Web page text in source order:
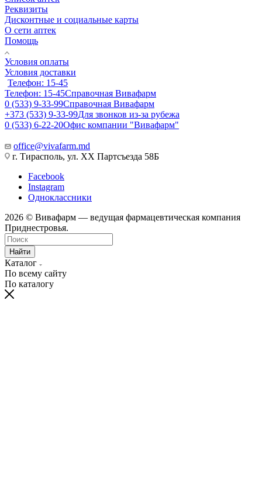
Реквизиты
Дисконтные и социальные карты
О сети аптек
Помощь
Условия оплаты
Условия доставки
Телефон: 15-45
Телефон: 15-45Справочная Вивафарм
0 (533) 9-33-99Справочная Вивафарм
+373 (533) 9-33-99Для звонков из-за рубежа
0 (533) 6-22-20Офис компании "Вивафарм"
office@vivafarm.md
г. Тирасполь, ул. ХХ Партсъезда 58Б
Facebook
Instagram
Одноклассники
2026 © Вивафарм — ведущая фармацевтическая компания
Приднестровья.
Найти
Каталог
По всему сайту
По каталогу